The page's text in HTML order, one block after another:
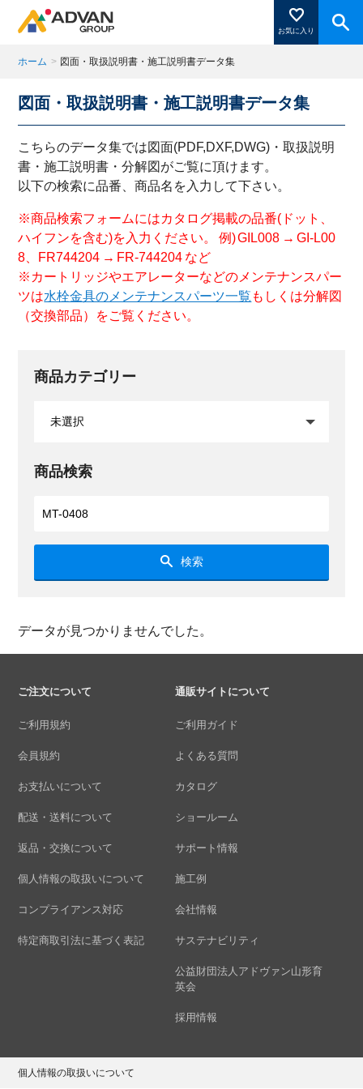
お気に入り
商品ページにある「お気に入り登録」を押すと登録した
商品がここに表示されます。
ホーム > 図面・取扱説明書・施工説明書データ集
図面・取扱説明書・施工説明書データ集
こちらのデータ集では図面(PDF,DXF,DWG)・取扱説明
書・施工説明書・分解図がご覧に頂けます。
以下の検索に品番、商品名を入力して下さい。
※商品検索フォームにはカタログ掲載の品番(ドット、
ハイフンを含む)を入力ください。 例) GIL008 → GI-L00
8、FR744204 → FR-744204 など
※カートリッジやエアレーターなどのメンテナンスパー
ツは水栓金具のメンテナンスパーツ一覧 もしくは分解図
（交換部品）をご覧ください。
商品カテゴリー
商品検索
検索
データが見つかりませんでした。
ご注文について
ご利用規約
会員規約
お支払いについて
配送・送料について
返品・交換について
個人情報の取扱いについて
コンプライアンス対応
特定商取引法に基づく表記
通販サイトについて
ご利用ガイド
よくある質問
カタログ
ショールーム
サポート情報
施工例
会社情報
サステナビリティ
公益財団法人アドヴァン山形育
英会
採用情報
個人情報の取扱いについて